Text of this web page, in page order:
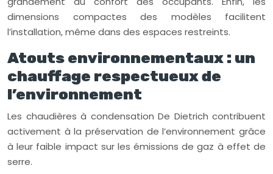
dimensions compactes des modèles facilitent
l’installation, même dans des espaces restreints.
Atouts environnementaux : un
chauffage respectueux de
l’environnement
Les chaudières à condensation De Dietrich contribuent
activement à la préservation de l’environnement grâce
à leur faible impact sur les émissions de gaz à effet de
serre.